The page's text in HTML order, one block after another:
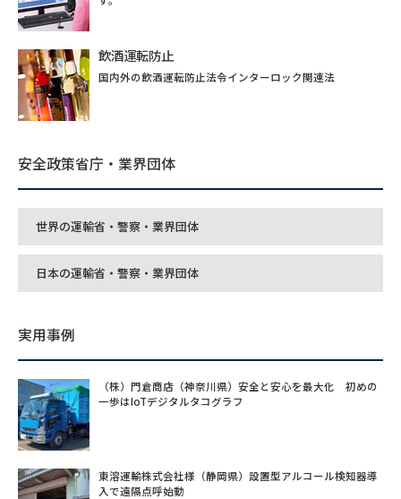
飲酒運転防止
国内外の飲酒運転防止法令インターロック関連法
安全政策省庁・業界団体
世界の運輸省・警察・業界団体
日本の運輸省・警察・業界団体
実用事例
（株）門倉商店（神奈川県）安全と安心を最大化 初めの
一歩はIoTデジタルタコグラフ
東溶運輸株式会社様（静岡県）設置型アルコール検知器導
入で遠隔点呼始動